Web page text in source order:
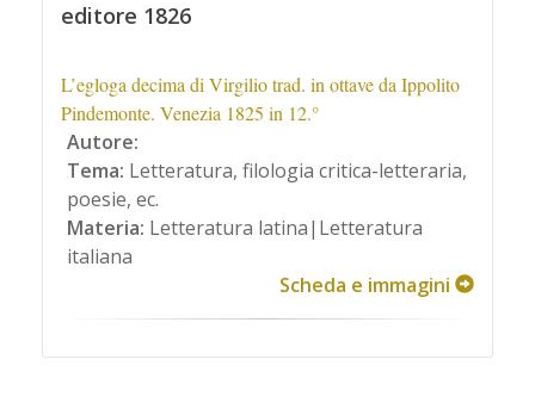
editore 1826
L’egloga decima di Virgilio trad. in ottave da Ippolito
Pindemonte. Venezia 1825 in 12.°
Autore:
Tema: Letteratura, filologia critica-letteraria,
poesie, ec.
Materia: Letteratura latina|Letteratura
italiana
Scheda e immagini